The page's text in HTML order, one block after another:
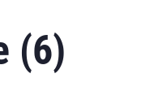
(6)